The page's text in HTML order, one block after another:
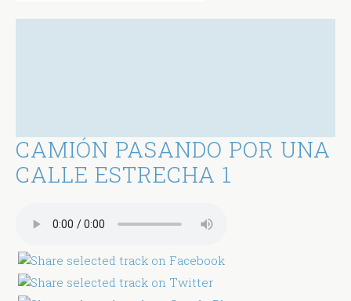
CAMIÓN PASANDO POR UNA
CALLE ESTRECHA 1